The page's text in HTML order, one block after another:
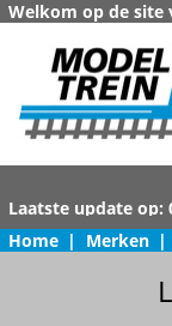
Welkom op de site
Home | Merken |